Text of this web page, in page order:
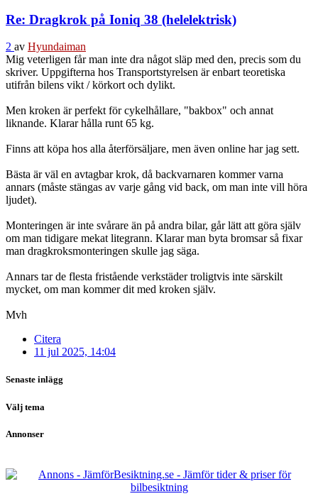
Re: Dragkrok på Ioniq 38 (helelektrisk)
2 av Hyundaiman
Mig veterligen får man inte dra något släp med den, precis som du
skriver. Uppgifterna hos Transportstyrelsen är enbart teoretiska
utifrån bilens vikt / körkort och dylikt.
Men kroken är perfekt för cykelhållare, "bakbox" och annat
liknande. Klarar hålla runt 65 kg.
Finns att köpa hos alla återförsäljare, men även online har jag sett.
Bästa är väl en avtagbar krok, då backvarnaren kommer varna
annars (måste stängas av varje gång vid back, om man inte vill höra
ljudet).
Monteringen är inte svårare än på andra bilar, går lätt att göra själv
om man tidigare mekat litegrann. Klarar man byta bromsar så fixar
man dragkroksmonteringen skulle jag säga.
Annars tar de flesta fristående verkstäder troligtvis inte särskilt
mycket, om man kommer dit med kroken själv.
Mvh
Citera
11 jul 2025, 14:04
Senaste inlägg
Välj tema
Annonser